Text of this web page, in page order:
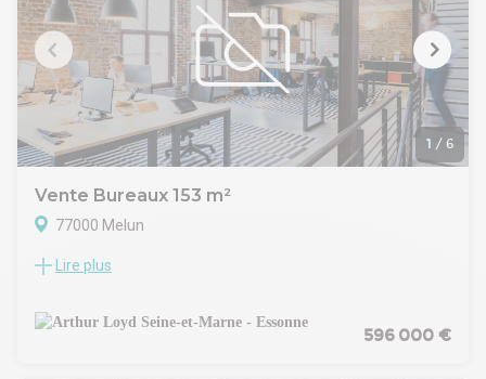
1 / 6
Vente Bureaux 153 m²
77000 Melun
Au coeur du pôle gare de Melun, actuellement en pleine
plusieurs surfaces à usage de bureaux à partir de 153 m² au
sein du nouveau programme "Le Prélude".
Lire plus
596 000 €